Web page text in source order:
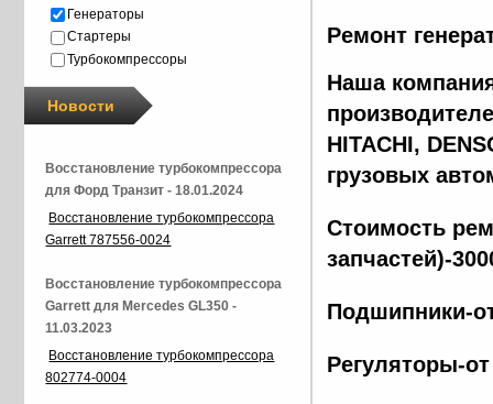
Ремонт
Наша
HITACHI,
грузовых
Стоимость
запчастей)-
Подшипники-
Регуляторы-
Генераторы
Стартеры
Турбокомпрессоры
Новости
Восстановление турбокомпрессора
для Форд Транзит - 18.01.2024
Восстановление турбокомпрессора
Garrett 787556-0024
Восстановление турбокомпрессора
Garrett для Mercedes GL350 -
11.03.2023
Восстановление турбокомпрессора
802774-0004